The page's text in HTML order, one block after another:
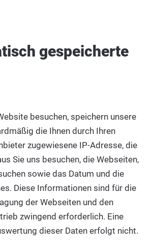
gespeicherte
besuchen, speichern unsere
die Ihnen durch Ihren
zugewiesene IP-Adresse, die
Sie uns besuchen, die Webseiten,
sowie das Datum und die
Diese Informationen sind für die
der Webseiten und den
zwingend erforderlich. Eine
dieser Daten erfolgt nicht.